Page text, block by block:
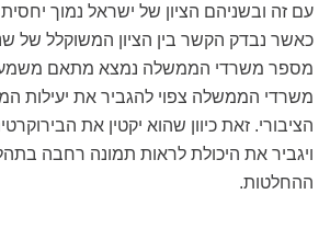
כאשר נבדק הקשר בין הציון המשוקלל של
מספר משרדי הממשלה נמצא מתאם
משרדי הממשלה צפוי להגביר את יעילות
הציבורי. זאת כיוון שהוא יקטין את
ויגביר את היכולת לראות תמונה רחבה
ההחלטות.